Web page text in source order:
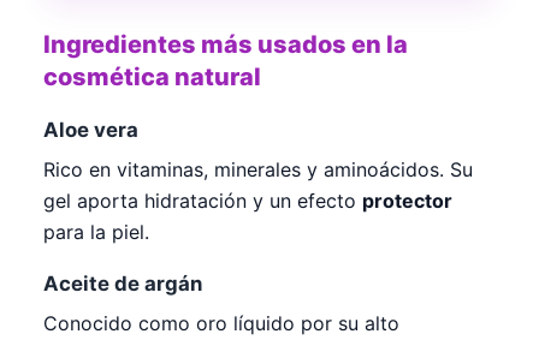
Ingredientes más usados en la
cosmética natural
Aloe vera
Rico en vitaminas, minerales y aminoácidos. Su
gel aporta hidratación y un efecto protector
para la piel.
Aceite de argán
Conocido como oro líquido por su alto